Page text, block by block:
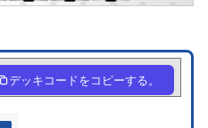
デッキコードをコピーする。